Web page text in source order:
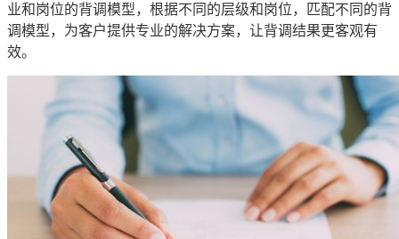
业和岗位的背调模型，根据不同的层级和岗位，匹配不同的背
调模型，为客户提供专业的解决方案，让背调结果更客观有
效。